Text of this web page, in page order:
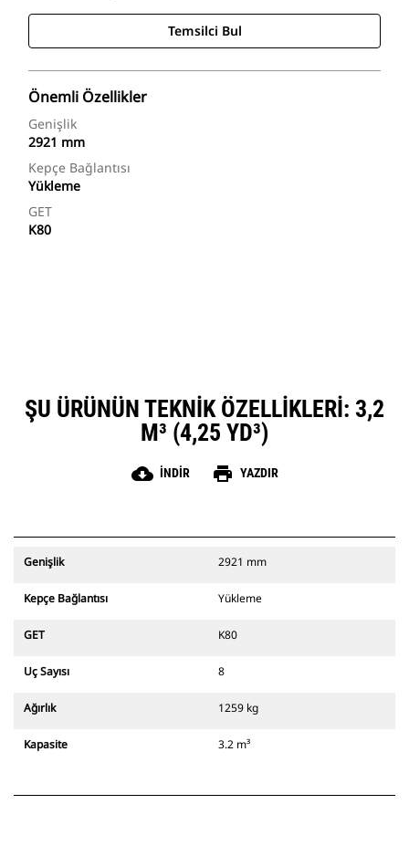
Temsilci Bul
Önemli Özellikler
Genişlik
2921 mm
Kepçe Bağlantısı
Yükleme
GET
K80
ŞU ÜRÜNÜN TEKNIK ÖZELLIKLERI: 3,2
M³ (4,25 YD³)
cloud_download İNDIR print YAZDIR
Genişlik 2921 mm
Kepçe Bağlantısı Yükleme
GET K80
Uç Sayısı 8
Ağırlık 1259 kg
Kapasite 3.2 m³